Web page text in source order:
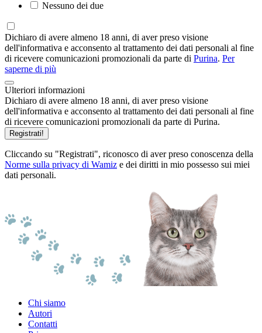
Nessuno dei due
Dichiaro di avere almeno 18 anni, di aver preso visione
dell'informativa e acconsento al trattamento dei dati personali al fine
di ricevere comunicazioni promozionali da parte di Purina. Per
saperne di più
Ulteriori informazioni
Dichiaro di avere almeno 18 anni, di aver preso visione
dell'informativa e acconsento al trattamento dei dati personali al fine
di ricevere comunicazioni promozionali da parte di Purina.
Registrati!
Cliccando su "Registrati", riconosco di aver preso conoscenza della
Norme sulla privacy di Wamiz e dei diritti in mio possesso sui miei
dati personali.
Chi siamo
Autori
Contatti